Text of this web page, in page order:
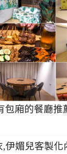
包廂的餐廳